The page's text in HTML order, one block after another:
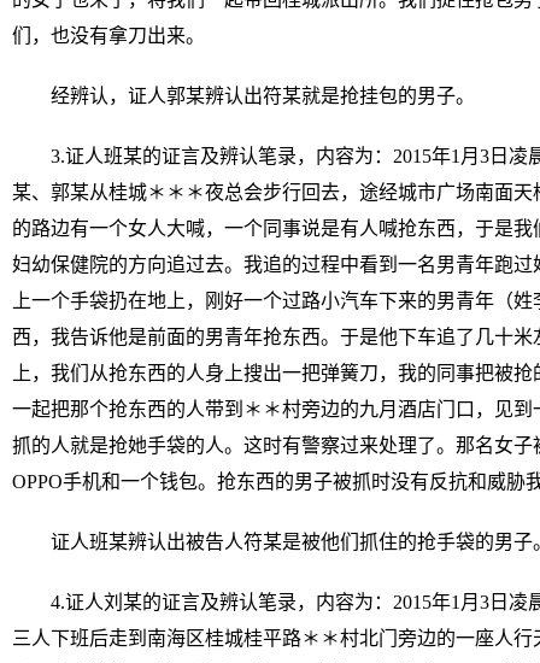
们，也没有拿刀出来。
经辨认，证人郭某辨认出符某就是抢挂包的男子。
3.证人班某的证言及辨认笔录，内容为：2015年1月3日凌
某、郭某从桂城＊＊＊夜总会步行回去，途经城市广场南面
的路边有一个女人大喊，一个同事说是有人喊抢东西，于是
妇幼保健院的方向追过去。我追的过程中看到一名男青年跑
上一个手袋扔在地上，刚好一个过路小汽车下来的男青年（
西，我告诉他是前面的男青年抢东西。于是他下车追了几十
上，我们从抢东西的人身上搜出一把弹簧刀，我的同事把被
一起把那个抢东西的人带到＊＊村旁边的九月酒店门口，见
抓的人就是抢她手袋的人。这时有警察过来处理了。那名女
OPPO手机和一个钱包。抢东西的男子被抓时没有反抗和威胁
证人班某辨认出被告人符某是被他们抓住的抢手袋的男子
4.证人刘某的证言及辨认笔录，内容为：2015年1月3日
三人下班后走到南海区桂城桂平路＊＊村北门旁边的一座人